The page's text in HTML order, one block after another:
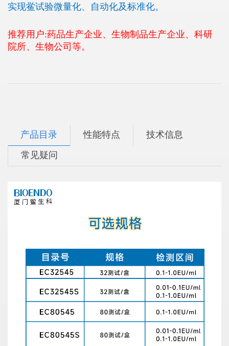
实现鲎试验微量化、自动化及标准化。
推荐用户:药品生产企业、生物制品生产企业、科研
院所、生物公司等。
产品目录 性能特点 技术信息
常见疑问